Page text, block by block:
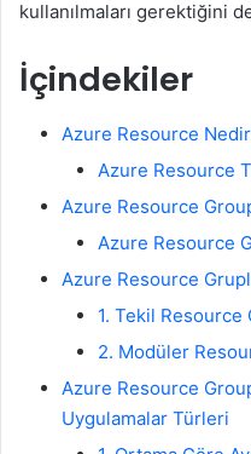
kullanılmaları gerektiğini
İçindekiler
Azure Resource
Azure Resource
Azure Resource
Azure Resource
Azure Resource
1. Tekil Resource
2. Modüler
Azure Resource
Uygulamalar Türleri